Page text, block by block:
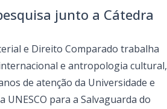
junto a Cátedra
e Direito Comparado trabalha
e antropologia cultural,
de atenção da Universidade e
para a Salvaguarda do